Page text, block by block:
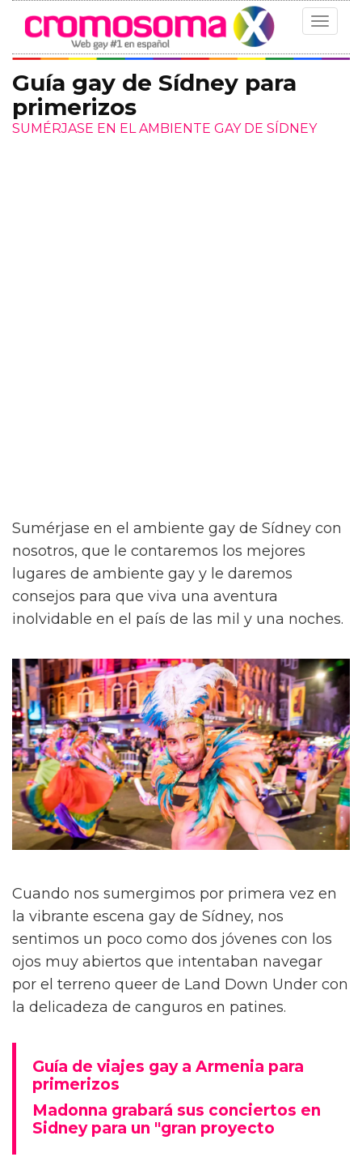
Toggle
Guía gay de Sídney para
primerizos
SUMÉRJASE EN EL AMBIENTE GAY DE SÍDNEY
Sumérjase en el ambiente gay de Sídney con
nosotros, que le contaremos los mejores
lugares de ambiente gay y le daremos
consejos para que viva una aventura
inolvidable en el país de las mil y una noches.
Cuando nos sumergimos por primera vez en
la vibrante escena gay de Sídney, nos
sentimos un poco como dos jóvenes con los
ojos muy abiertos que intentaban navegar
por el terreno queer de Land Down Under con
la delicadeza de canguros en patines.
Guía de viajes gay a Armenia para
primerizos
Madonna grabará sus conciertos en
Sidney para un "gran proyecto